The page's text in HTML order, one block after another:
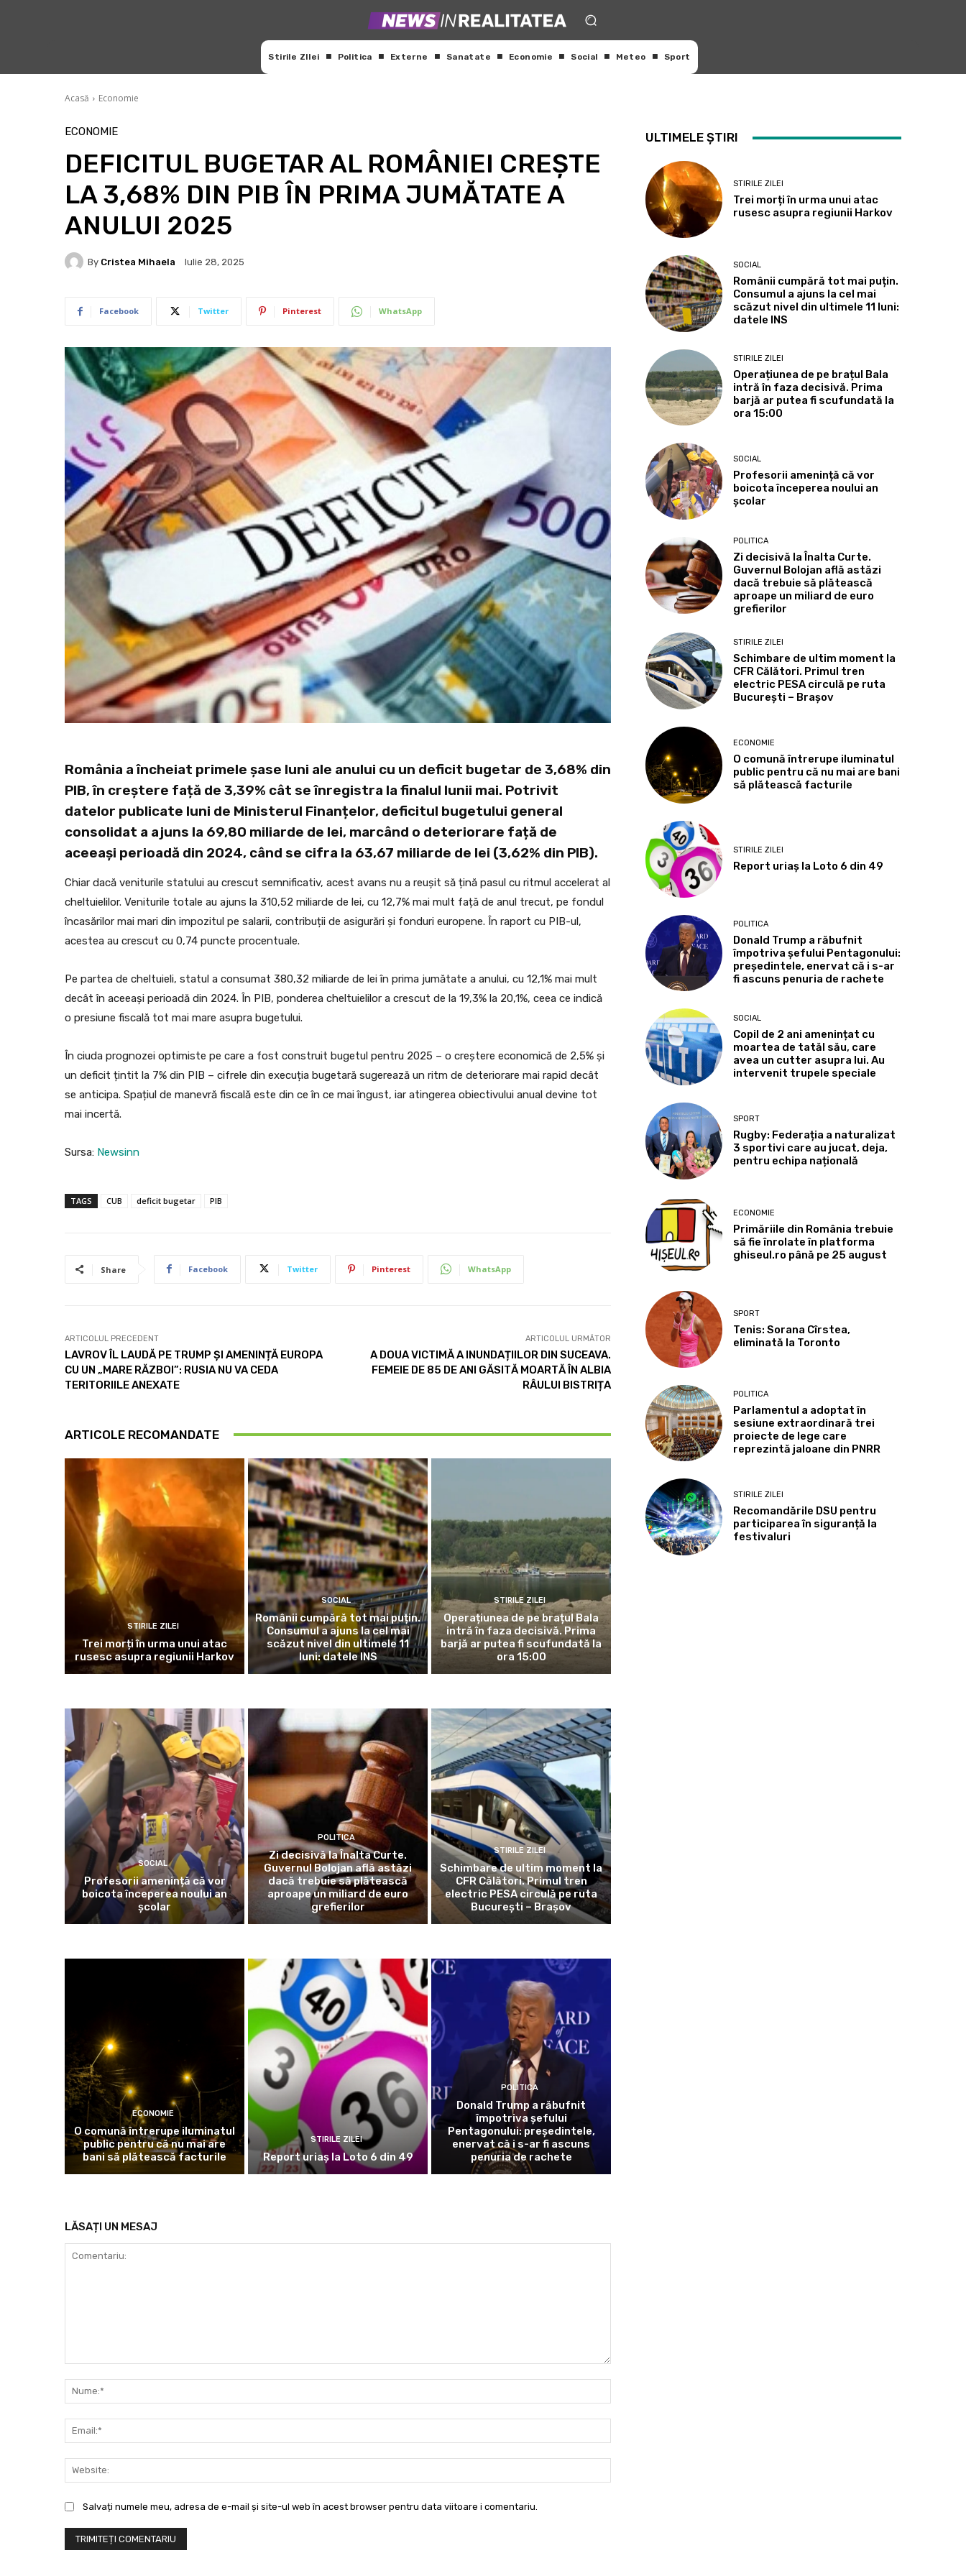
Stirile ZIlei Politica Externe Sanatate Economie Social Meteo Sport
Acasă Economie
ECONOMIE
DEFICITUL BUGETAR AL ROMÂNIEI CREȘTE
LA 3,68% DIN PIB ÎN PRIMA JUMĂTATE A
ANULUI 2025
By Cristea Mihaela Iulie 28, 2025
Facebook Twitter Pinterest WhatsApp
România a încheiat primele șase luni ale anului cu un deficit bugetar de 3,68% din
PIB, în creștere față de 3,39% cât se înregistra la finalul lunii mai. Potrivit
datelor publicate luni de Ministerul Finanțelor, deficitul bugetului general
consolidat a ajuns la 69,80 miliarde de lei, marcând o deteriorare față de
aceeași perioadă din 2024, când se cifra la 63,67 miliarde de lei (3,62% din PIB).
Chiar dacă veniturile statului au crescut semnificativ, acest avans nu a reușit să țină pasul cu ritmul accelerat al
cheltuielilor. Veniturile totale au ajuns la 310,52 miliarde de lei, cu 12,7% mai mult față de anul trecut, pe fondul
încasărilor mai mari din impozitul pe salarii, contribuții de asigurări și fonduri europene. În raport cu PIB-ul,
acestea au crescut cu 0,74 puncte procentuale.
Pe partea de cheltuieli, statul a consumat 380,32 miliarde de lei în prima jumătate a anului, cu 12,1% mai mult
decât în aceeași perioadă din 2024. În PIB, ponderea cheltuielilor a crescut de la 19,3% la 20,1%, ceea ce indică
o presiune fiscală tot mai mare asupra bugetului.
În ciuda prognozei optimiste pe care a fost construit bugetul pentru 2025 – o creștere economică de 2,5% și
un deficit țintit la 7% din PIB – cifrele din execuția bugetară sugerează un ritm de deteriorare mai rapid decât
se anticipa. Spațiul de manevră fiscală este din ce în ce mai îngust, iar atingerea obiectivului anual devine tot
mai incertă.
Sursa: Newsinn
TAGS CUB deficit bugetar PIB
Share Facebook Twitter Pinterest WhatsApp
ARTICOLUL PRECEDENT
LAVROV ÎL LAUDĂ PE TRUMP ȘI AMENINȚĂ EUROPA
CU UN „MARE RĂZBOI”: RUSIA NU VA CEDA
TERITORIILE ANEXATE
ARTICOLUL URMĂTOR
A DOUA VICTIMĂ A INUNDAȚIILOR DIN SUCEAVA.
FEMEIE DE 85 DE ANI GĂSITĂ MOARTĂ ÎN ALBIA
RÂULUI BISTRIȚA
ARTICOLE RECOMANDATE
STIRILE ZILEI
Trei morți în urma unui atac
rusesc asupra regiunii Harkov
SOCIAL
Românii cumpără tot mai puțin.
Consumul a ajuns la cel mai
scăzut nivel din ultimele 11
luni: datele INS
STIRILE ZILEI
Operațiunea de pe brațul Bala
intră în faza decisivă. Prima
barjă ar putea fi scufundată la
ora 15:00
SOCIAL
Profesorii amenință că vor
boicota începerea noului an
școlar
POLITICA
Zi decisivă la Înalta Curte.
Guvernul Bolojan află astăzi
dacă trebuie să plătească
aproape un miliard de euro
grefierilor
STIRILE ZILEI
Schimbare de ultim moment la
CFR Călători. Primul tren
electric PESA circulă pe ruta
București – Brașov
ECONOMIE
O comună întrerupe iluminatul
public pentru că nu mai are
bani să plătească facturile
STIRILE ZILEI
Report uriaș la Loto 6 din 49
POLITICA
Donald Trump a răbufnit
împotriva șefului
Pentagonului: președintele,
enervat că i s-ar fi ascuns
penuria de rachete
LĂSAȚI UN MESAJ
Salvați numele meu, adresa de e-mail și site-ul web în acest browser pentru data viitoare i comentariu.
ULTIMELE ȘTIRI
STIRILE ZILEI
Trei morți în urma unui atac
rusesc asupra regiunii Harkov
SOCIAL
Românii cumpără tot mai puțin.
Consumul a ajuns la cel mai
scăzut nivel din ultimele 11 luni:
datele INS
STIRILE ZILEI
Operațiunea de pe brațul Bala
intră în faza decisivă. Prima
barjă ar putea fi scufundată la
ora 15:00
SOCIAL
Profesorii amenință că vor
boicota începerea noului an
școlar
POLITICA
Zi decisivă la Înalta Curte.
Guvernul Bolojan află astăzi
dacă trebuie să plătească
aproape un miliard de euro
grefierilor
STIRILE ZILEI
Schimbare de ultim moment la
CFR Călători. Primul tren
electric PESA circulă pe ruta
București – Brașov
ECONOMIE
O comună întrerupe iluminatul
public pentru că nu mai are bani
să plătească facturile
STIRILE ZILEI
Report uriaș la Loto 6 din 49
POLITICA
Donald Trump a răbufnit
împotriva șefului Pentagonului:
președintele, enervat că i s-ar
fi ascuns penuria de rachete
SOCIAL
Copil de 2 ani amenințat cu
moartea de tatăl său, care
avea un cutter asupra lui. Au
intervenit trupele speciale
SPORT
Rugby: Federația a naturalizat
3 sportivi care au jucat, deja,
pentru echipa națională
ECONOMIE
Primăriile din România trebuie
să fie înrolate în platforma
ghiseul.ro până pe 25 august
SPORT
Tenis: Sorana Cîrstea,
eliminată la Toronto
POLITICA
Parlamentul a adoptat în
sesiune extraordinară trei
proiecte de lege care
reprezintă jaloane din PNRR
STIRILE ZILEI
Recomandările DSU pentru
participarea în siguranță la
festivaluri